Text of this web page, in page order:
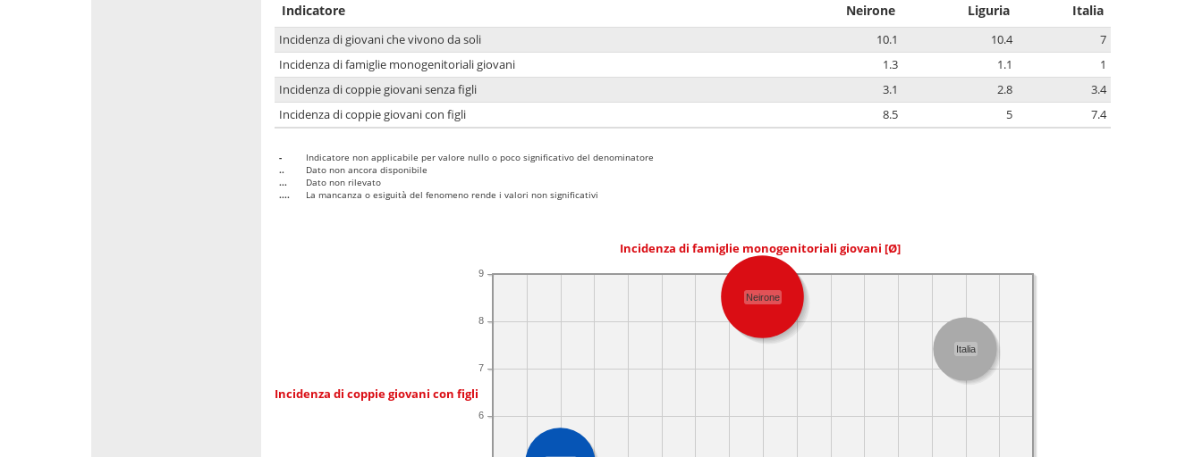
Indicatore Neirone Liguria Italia
Incidenza di giovani che vivono da soli 10.1 10.4
7
Incidenza di famiglie monogenitoriali giovani
1.3 1.1
1
Incidenza di coppie giovani senza figli
3.1 2.8
3.4
Incidenza di coppie giovani con figli
8.5 5 7.4
-
Indicatore non applicabile per valore nullo o poco significativo del denominatore
..
Dato non ancora disponibile
...
Dato non rilevato
....
La mancanza o esiguità del fenomeno rende i valori non significativi
Incidenza di famiglie monogenitoriali giovani [Ø]
Incidenza di coppie giovani con figli
6
7
8
9
Neirone
Italia